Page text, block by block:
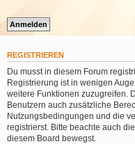
REGISTRIEREN
Du musst in diesem Forum
Registrierung ist in wenigen
weitere Funktionen zuzugreifen.
Benutzern auch zusätzliche
Nutzungsbedingungen und die
registrierst. Bitte beachte auch
diesem Board bewegst.